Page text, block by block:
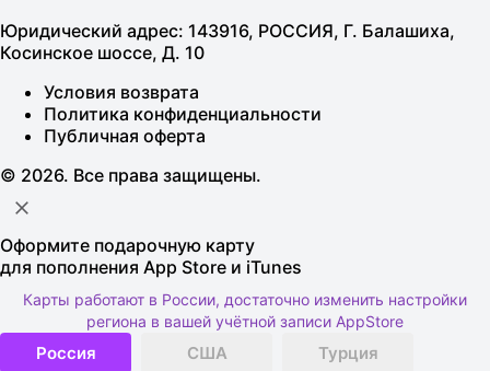
Юридический адрес: 143916, РОССИЯ, Г. Балашиха,
Косинское шоссе, Д. 10
Условия возврата
Политика конфиденциальности
Публичная оферта
© 2026. Все права защищены.
Оформите подарочную карту
для пополнения App Store и iTunes
Карты работают в России, достаточно изменить настройки
региона в вашей учётной записи AppStore
Россия США Турция